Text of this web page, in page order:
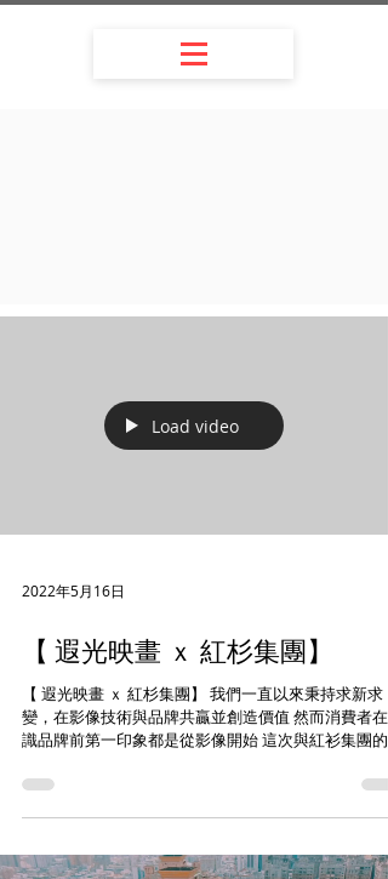
Load video
2022年5月16日
【 遐光映畫 ｘ 紅杉集團】
【 遐光映畫 ｘ 紅杉集團】 我們一直以來秉持求新求
變，在影像技術與品牌共贏並創造價值 然而消費者在
識品牌前第一印象都是從影像開始 這次與紅衫集團的
宙觀世界觀 #遐光映畫 Tel：07-2367660...